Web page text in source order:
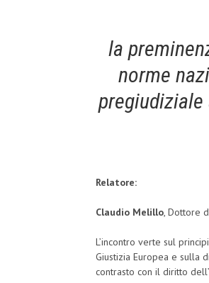
la
norme
pregiudiziale
Relatore:
Claudio Melillo, Dottore
L’incontro verte sul
Giustizia Europea e sulla
contrasto con il diritto